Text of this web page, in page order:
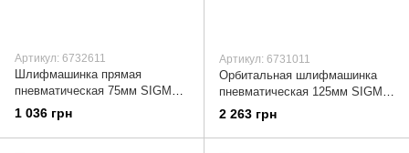
Артикул: 6732611
Шлифмашинка прямая
пневматическая 75мм SIGMA
(6732611)
1 036 грн
Артикул: 6731011
Орбитальная шлифмашинка
пневматическая 125мм SIGMA
(6731011)
2 263 грн